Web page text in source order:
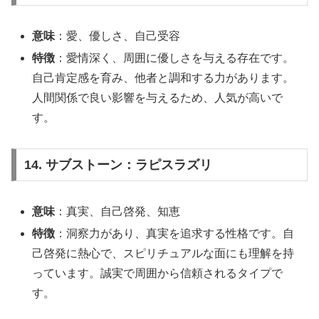
意味 ：愛、優しさ、自己受容
特徴 ：愛情深く、周囲に優しさを与える存在です。
自己肯定感を育み、他者と調和する力があります。
人間関係で良い影響を与えるため、人気が高いで
す。
14. サブストーン：ラピスラズリ
意味 ：真実、自己啓発、知恵
特徴 ：洞察力があり、真実を追求する性格です。自
己啓発に熱心で、スピリチュアルな面にも理解を持
っています。誠実で周囲から信頼されるタイプで
す。